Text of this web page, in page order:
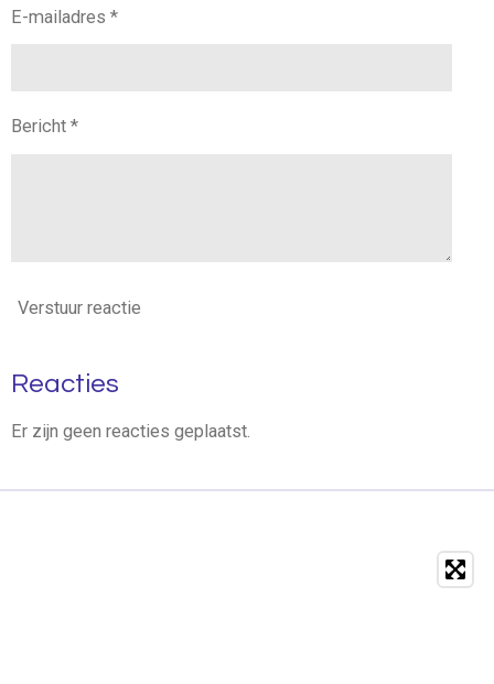
E-mailadres *
Bericht *
Verstuur reactie
Reacties
Er zijn geen reacties geplaatst.